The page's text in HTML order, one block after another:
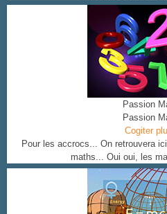
Passion
Passion
Cogiter
Pour les accrocs... On retrouvera
maths... Oui oui, les